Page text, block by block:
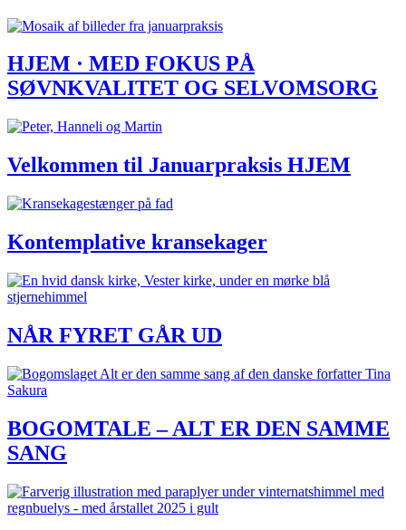
HJEM · MED FOKUS PÅ
SØVNKVALITET OG SELVOMSORG
Velkommen til Januarpraksis HJEM
Kontemplative kransekager
NÅR FYRET GÅR UD
BOGOMTALE – ALT ER DEN SAMME
SANG